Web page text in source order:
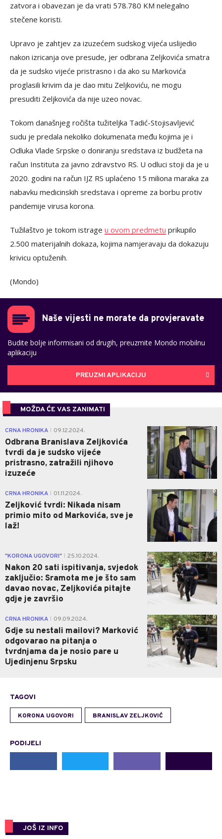
zatvora i obavezan je da vrati 578.780 KM nelegalno
stečene koristi.
Upravo je zahtjev za izuzećem sudskog vijeća uslijedio
nakon izricanja ove presude, jer odbrana Zeljkovića smatra
da je sudsko vijeće pristrasno i da ako su Markovića
proglasili krivim da je dao mitu Zeljkoviću, ne mogu
presuditi Zeljkovića da nije uzeo novac.
Tokom današnjeg ročišta tužiteljka Tadić-Stojisavljević
sudu je predala nekoliko dokumenata među kojima je i
Odluka Vlade Srpske o doniranju sredstava iz budžeta na
račun Instituta za javno zdravstvo RS. U odluci stoji da je u
2020. godini na račun IJZ RS uplaćeno 15 miliona maraka za
nabavku medicinskih sredstava i opreme za borbu protiv
pandemije virusa korona.
Tužilaštvo je tokom istrage u ovom predmetu prikupilo
2.500 materijalnih dokaza, kojima namjeravaju da dokazuju
krivicu optuženih.
(Mondo)
Naše vijesti ne morate da provjeravate
Budite bolje informisani od drugih, preuzmite Mondo mobilnu
aplikaciju
PREUZMI APLIKACIJU
MOŽDA ĆE VAS ZANIMATI
CRNA HRONIKA 09.12.2024.
Odbrana Branislava Zeljkovića
tvrdi da je sudsko vijeće
pristrasno, zatražili njihovo
izuzeće
0
CRNA HRONIKA 01.11.2024.
Zeljković tvrdi: Nikada nisam
primio mito od Markovića, sve je
laž!
0
"KORONA UGOVORI" 25.10.2024.
Nakon 20 sati ispitivanja, svjedok
zaključio: Sramota me je što sam
davao novac, Zeljkovića pitajte
gdje je završio
0
CRNA HRONIKA 09.09.2024.
Gdje su nestali mailovi? Marković
odgovarao na pitanja o
tvrdnjama da je nosio pare u
Ujedinjenu Srpsku
0
TAGOVI
KORONA UGOVORI BRANISLAV ZELJKOVIĆ
PODIJELI
JOŠ IZ INFO